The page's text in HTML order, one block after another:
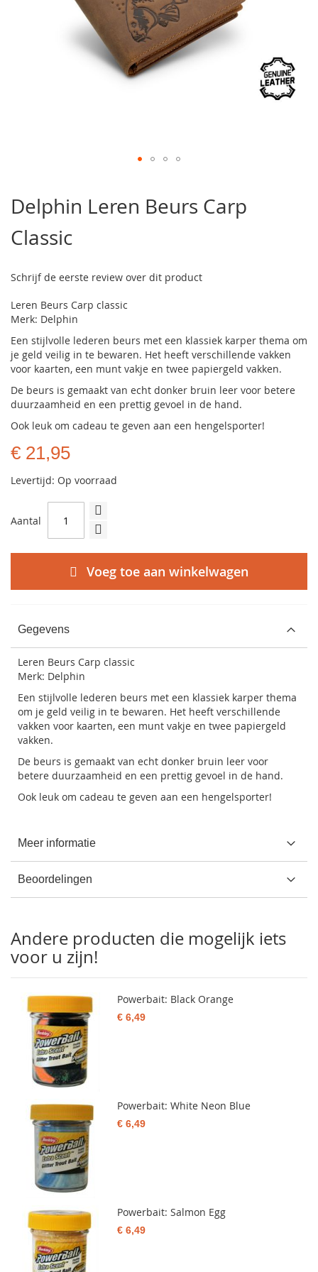
het
begin
van
de
gallerij
Delphin Leren Beurs Carp
Classic
Schrijf de eerste review over dit product
Leren Beurs Carp classic
Merk: Delphin
Een stijlvolle lederen beurs met een klassiek karper thema om
je geld veilig in te bewaren. Het heeft verschillende vakken
voor kaarten, een munt vakje en twee papiergeld vakken.
De beurs is gemaakt van echt donker bruin leer voor betere
duurzaamheid en een prettig gevoel in de hand.
Ook leuk om cadeau te geven aan een hengelsporter!
€ 21,95
Levertijd: Op voorraad
Aantal
Voeg toe aan winkelwagen
Gegevens
Leren Beurs Carp classic
Merk: Delphin
Een stijlvolle lederen beurs met een klassiek karper thema
om je geld veilig in te bewaren. Het heeft verschillende
vakken voor kaarten, een munt vakje en twee papiergeld
vakken.
De beurs is gemaakt van echt donker bruin leer voor
betere duurzaamheid en een prettig gevoel in de hand.
Ook leuk om cadeau te geven aan een hengelsporter!
Meer informatie
Beoordelingen
Andere producten die mogelijk iets
voor u zijn!
Powerbait: Black Orange
€ 6,49
Powerbait: White Neon Blue
€ 6,49
Powerbait: Salmon Egg
€ 6,49